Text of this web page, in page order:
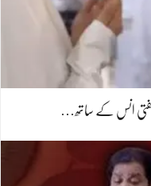
مفتی انس کے ساتھ…